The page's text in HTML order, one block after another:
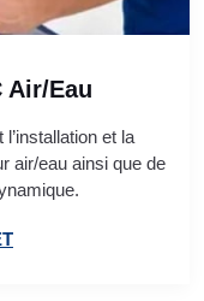
Air/Eau
et la
air/eau ainsi que de